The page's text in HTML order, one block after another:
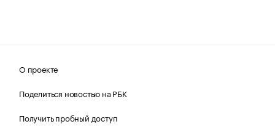
О проекте
Поделиться новостью на РБК
Получить пробный доступ